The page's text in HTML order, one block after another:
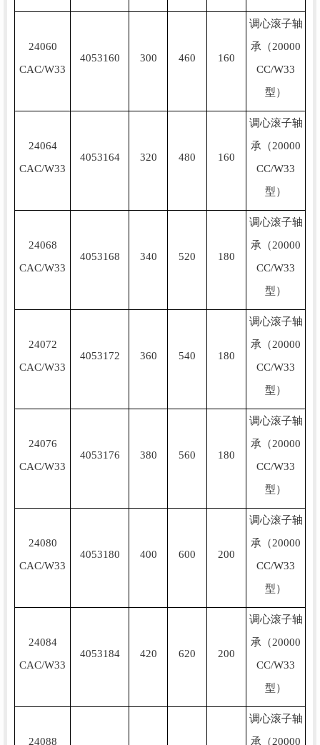
24060
CAC/W33
4053160 300 460 160
调心滚子轴
承（20000
CC/W33
型）
24064
CAC/W33
4053164 320 480 160
调心滚子轴
承（20000
CC/W33
型）
24068
CAC/W33
4053168 340 520 180
调心滚子轴
承（20000
CC/W33
型）
24072
CAC/W33
4053172 360 540 180
调心滚子轴
承（20000
CC/W33
型）
24076
CAC/W33
4053176 380 560 180
调心滚子轴
承（20000
CC/W33
型）
24080
CAC/W33
4053180 400 600 200
调心滚子轴
承（20000
CC/W33
型）
24084
CAC/W33
4053184 420 620 200
调心滚子轴
承（20000
CC/W33
型）
24088
调心滚子轴
承（20000